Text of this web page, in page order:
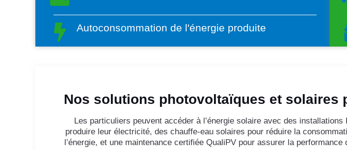
Autoconsommation de l'énergie produite
Nos solutions photovoltaïques et solaires
Les particuliers peuvent accéder à l’énergie solaire avec des
produire leur électricité, des chauffe-eau solaires pour réduire la
l’énergie, et une maintenance certifiée QualiPV pour assurer la